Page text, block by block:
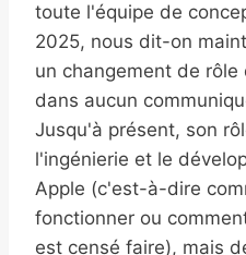
toute l'équipe de
2025, nous dit-on
un changement de rôle
dans aucun
Jusqu'à présent, son
l'ingénierie et le
Apple (c'est-à-dire
fonctionner ou
est censé faire), mais